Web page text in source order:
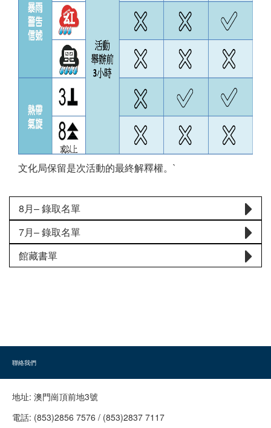
文化局保留是次活動的最終解釋權。`
8月– 錄取名單
7月– 錄取名單
館藏書單
聯絡我們
地址: 澳門崗頂前地3號
電話: (853)2856 7576 / (853)2837 7117